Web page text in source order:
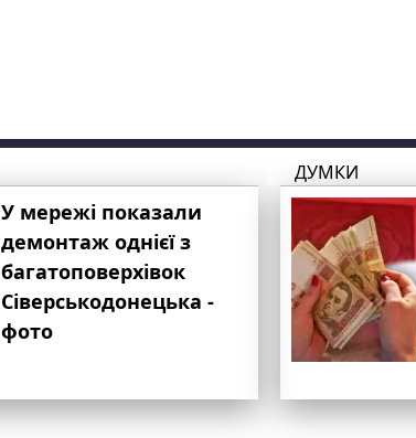
У мережі показали
демонтаж однієї з
багатоповерхівок
Сіверськодонецька -
фото
ДУМКИ